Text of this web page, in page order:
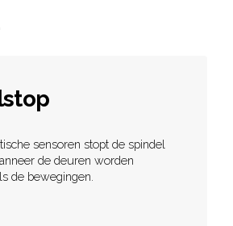
sensoren stopt de spindel
de deuren worden
de bewegingen.